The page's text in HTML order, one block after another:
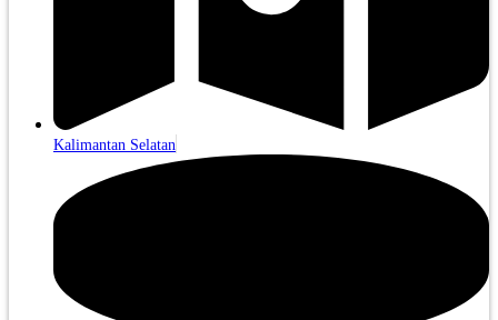
Kalimantan Selatan